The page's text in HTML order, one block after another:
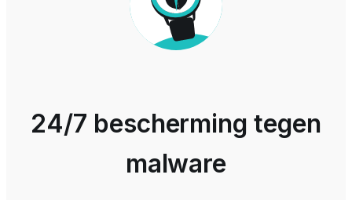
24/7 bescherming tegen
malware